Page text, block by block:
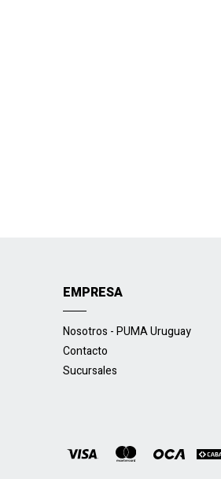
EMPRESA
Nosotros - PUMA Uruguay
Contacto
Sucursales